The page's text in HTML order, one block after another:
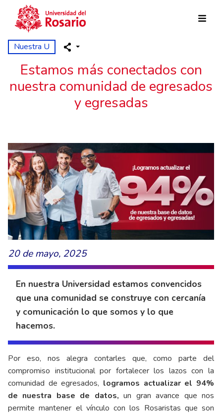
Pasar al contenido principal
Nuestra U
Estamos más conectados con
nuestra comunidad de egresados
y egresadas
20 de mayo, 2025
En nuestra Universidad estamos convencidos
que una comunidad se construye con cercanía
y comunicación lo que somos y lo que
hacemos.
Por eso, nos alegra contarles que, como parte del
compromiso institucional por fortalecer los lazos con la
comunidad de egresados, logramos actualizar el 94%
de nuestra base de datos, un gran avance que nos
permite mantener el vínculo con los Rosaristas que son